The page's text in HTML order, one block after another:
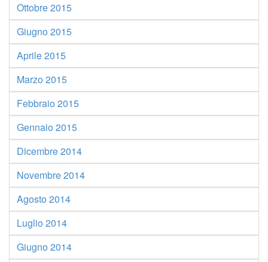
Ottobre 2015
Giugno 2015
Aprile 2015
Marzo 2015
Febbraio 2015
Gennaio 2015
Dicembre 2014
Novembre 2014
Agosto 2014
Luglio 2014
Giugno 2014